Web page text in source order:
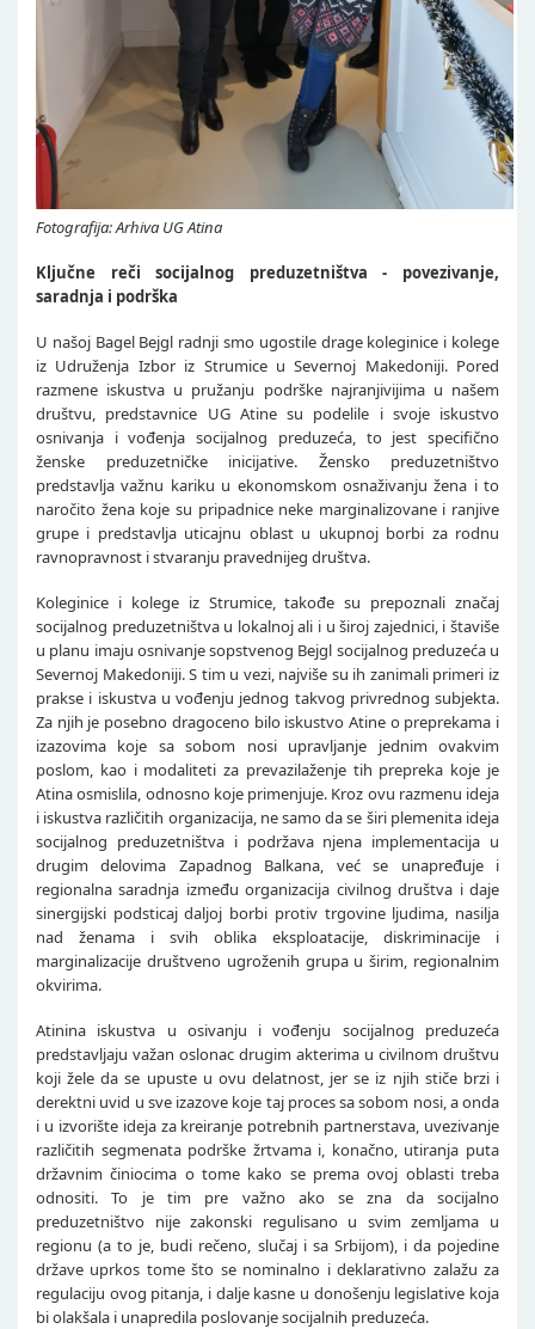
Fotografija: Arhiva UG Atina
Ključne reči socijalnog preduzetništva - povezivanje,
saradnja i podrška
U našoj Bagel Bejgl radnji smo ugostile drage koleginice i kolege
iz Udruženja Izbor iz Strumice u Severnoj Makedoniji. Pored
razmene iskustva u pružanju podrške najranjivijima u našem
društvu, predstavnice UG Atine su podelile i svoje iskustvo
osnivanja i vođenja socijalnog preduzeća, to jest specifično
ženske preduzetničke inicijative. Žensko preduzetništvo
predstavlja važnu kariku u ekonomskom osnaživanju žena i to
naročito žena koje su pripadnice neke marginalizovane i ranjive
grupe i predstavlja uticajnu oblast u ukupnoj borbi za rodnu
ravnopravnost i stvaranju pravednijeg društva.
Koleginice i kolege iz Strumice, takođe su prepoznali značaj
socijalnog preduzetništva u lokalnoj ali i u široj zajednici, i štaviše
u planu imaju osnivanje sopstvenog Bejgl socijalnog preduzeća u
Severnoj Makedoniji. S tim u vezi, najviše su ih zanimali primeri iz
prakse i iskustva u vođenju jednog takvog privrednog subjekta.
Za njih je posebno dragoceno bilo iskustvo Atine o preprekama i
izazovima koje sa sobom nosi upravljanje jednim ovakvim
poslom, kao i modaliteti za prevazilaženje tih prepreka koje je
Atina osmislila, odnosno koje primenjuje. Kroz ovu razmenu ideja
i iskustva različitih organizacija, ne samo da se širi plemenita ideja
socijalnog preduzetništva i podržava njena implementacija u
drugim delovima Zapadnog Balkana, već se unapređuje i
regionalna saradnja između organizacija civilnog društva i daje
sinergijski podsticaj daljoj borbi protiv trgovine ljudima, nasilja
nad ženama i svih oblika eksploatacije, diskriminacije i
marginalizacije društveno ugroženih grupa u širim, regionalnim
okvirima.
Atinina iskustva u osivanju i vođenju socijalnog preduzeća
predstavljaju važan oslonac drugim akterima u civilnom društvu
koji žele da se upuste u ovu delatnost, jer se iz njih stiče brzi i
derektni uvid u sve izazove koje taj proces sa sobom nosi, a onda
i u izvorište ideja za kreiranje potrebnih partnerstava, uvezivanje
različitih segmenata podrške žrtvama i, konačno, utiranja puta
državnim činiocima o tome kako se prema ovoj oblasti treba
odnositi. To je tim pre važno ako se zna da socijalno
preduzetništvo nije zakonski regulisano u svim zemljama u
regionu (a to je, budi rečeno, slučaj i sa Srbijom), i da pojedine
države uprkos tome što se nominalno i deklarativno zalažu za
regulaciju ovog pitanja, i dalje kasne u donošenju legislative koja
bi olakšala i unapredila poslovanje socijalnih preduzeća.